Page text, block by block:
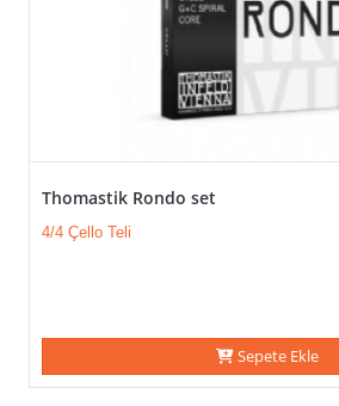
Thomastik Rondo set
4/4 Çello Teli
Sepete Ekle